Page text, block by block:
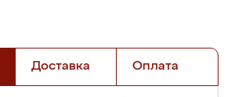
Доставка Оплата